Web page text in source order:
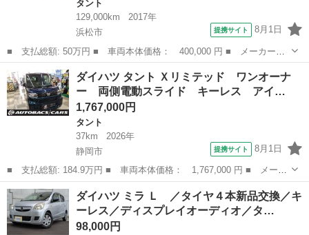
タント
129,000km
2017年
浜松市
提携サイト 8月1日
■ 支払総額: 50万円 ■ 車両本体価格： 400,000 円 ■ メーカー
名： ダイハツ ■ 車種名： タント ■ グレード名： Ｇ ＳＡＩ
ＩＩ ★両側電動スライドドア ナビＴＶ Ｂｌｕｅｔｏｏｔｈ バ
ックカメラ スマ...
静岡 浜松市 タント
ダイハツ タント Ｘリミテッド ワンオーナ
ー 両側電動スライド キーレス アイ…
1,767,000円
タント
37km
2026年
静岡市
提携サイト 8月1日
■ 支払総額: 184.9万円 ■ 車両本体価格： 1,767,000 円 ■ メーカ
ー名： ダイハツ ■ 車種名： タント ■ グレード名： Ｘリミテ
ッド ワンオーナー 両側電動スライド キーレス アイドリングス
トップ ...
静岡 静岡市 タント
ダイハツ ミラ Ｌ ／タイヤ４本新品交換／キ
ーレス／ディスプレイオーディオ／タ…
98,000円